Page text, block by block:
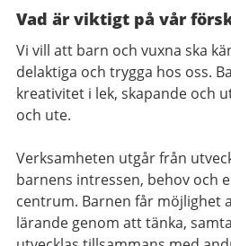
Vad är viktigt på vår
Vi vill att barn och vuxna ska
delaktiga och trygga hos oss.
kreativitet i lek, skapande och
och ute.
Verksamheten utgår från
barnens intressen, behov och
centrum. Barnen får möjlighet
lärande genom att tänka,